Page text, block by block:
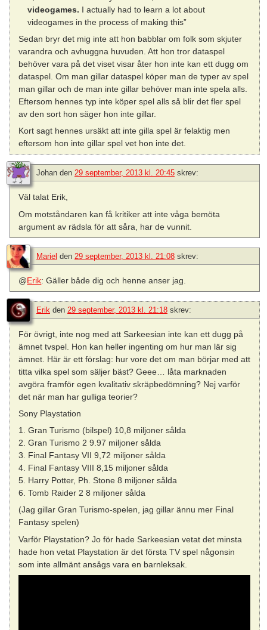
videogames. I actually had to learn a lot about
videogames in the process of making this”
Sedan bryr det mig inte att hon babblar om folk som skjuter
varandra och avhuggna huvuden. Att hon tror dataspel
behöver vara på det viset visar åter hon inte kan ett dugg om
dataspel. Om man gillar dataspel köper man de typer av spel
man gillar och de man inte gillar behöver man inte spela alls.
Eftersom hennes typ inte köper spel alls så blir det fler spel
av den sort hon säger hon inte gillar.
Kort sagt hennes ursäkt att inte gilla spel är felaktig men
eftersom hon inte gillar spel vet hon inte det.
Johan den 29 september, 2013 kl. 20:45 skrev:
Väl talat Erik,
Om motståndaren kan få kritiker att inte våga bemöta
argument av rädsla för att såra, har de vunnit.
Mariel den 29 september, 2013 kl. 21:08 skrev:
@Erik: Gäller både dig och henne anser jag.
Erik den 29 september, 2013 kl. 21:18 skrev:
För övrigt, inte nog med att Sarkeesian inte kan ett dugg på
ämnet tvspel. Hon kan heller ingenting om hur man lär sig
ämnet. Här är ett förslag: hur vore det om man börjar med att
titta vilka spel som säljer bäst? Geee… låta marknaden
avgöra framför egen kvalitativ skräpbedömning? Nej varför
det när man har gulliga teorier?
Sony Playstation
1. Gran Turismo (bilspel) 10,8 miljoner sålda
2. Gran Turismo 2 9.97 miljoner sålda
3. Final Fantasy VII 9,72 miljoner sålda
4. Final Fantasy VIII 8,15 miljoner sålda
5. Harry Potter, Ph. Stone 8 miljoner sålda
6. Tomb Raider 2 8 miljoner sålda
(Jag gillar Gran Turismo-spelen, jag gillar ännu mer Final
Fantasy spelen)
Varför Playstation? Jo för hade Sarkeesian vetat det minsta
hade hon vetat Playstation är det första TV spel någonsin
som inte allmänt ansågs vara en barnleksak.